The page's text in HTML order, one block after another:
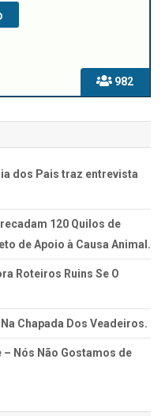
982
dos Pais traz entrevista
120 Quilos de
de Apoio à Causa Animal.
Roteiros Ruins Se O
Chapada Dos Veadeiros.
– Nós Não Gostamos de